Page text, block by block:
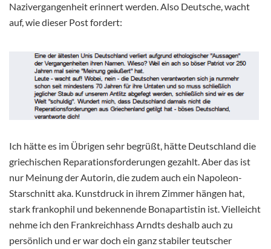
Nazivergangenheit erinnert werden. Also Deutsche, wacht
auf, wie dieser Post fordert:
Ich hätte es im Übrigen sehr begrüßt, hätte Deutschland die
griechischen Reparationsforderungen gezahlt. Aber das ist
nur Meinung der Autorin, die zudem auch ein Napoleon-
Starschnitt aka. Kunstdruck in ihrem Zimmer hängen hat,
stark frankophil und bekennende Bonapartistin ist. Vielleicht
nehme ich den Frankreichhass Arndts deshalb auch zu
persönlich und er war doch ein ganz stabiler teutscher